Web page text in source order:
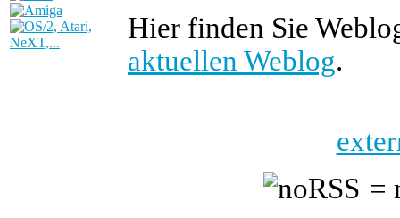
Hier finden Sie
aktuellen Weblog.
=